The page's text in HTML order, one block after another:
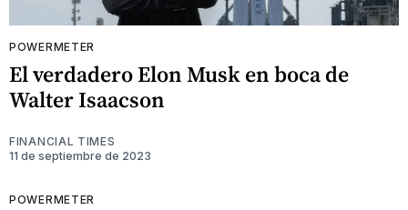
POWERMETER
El verdadero Elon Musk en boca de
Walter Isaacson
FINANCIAL TIMES
11 de septiembre de 2023
POWERMETER